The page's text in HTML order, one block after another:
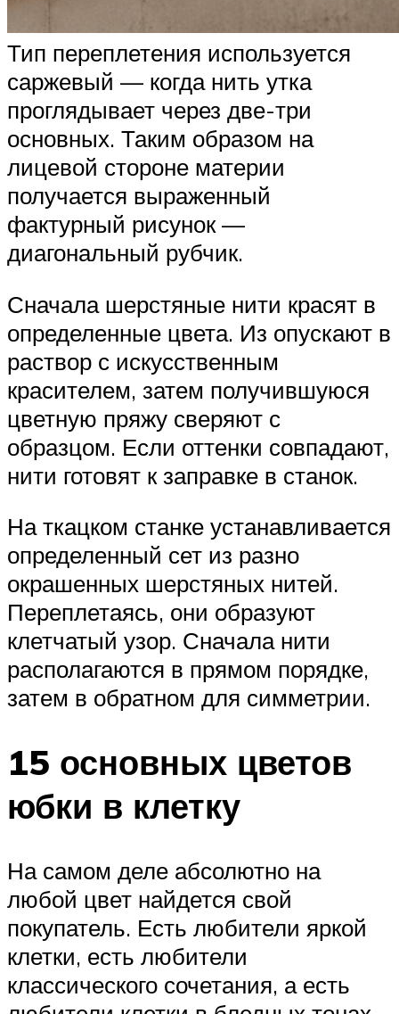
Тип переплетения используется
саржевый — когда нить утка
проглядывает через две-три
основных. Таким образом на
лицевой стороне материи
получается выраженный
фактурный рисунок —
диагональный рубчик.
Сначала шерстяные нити красят в
определенные цвета. Из опускают в
раствор с искусственным
красителем, затем получившуюся
цветную пряжу сверяют с
образцом. Если оттенки совпадают,
нити готовят к заправке в станок.
На ткацком станке устанавливается
определенный сет из разно
окрашенных шерстяных нитей.
Переплетаясь, они образуют
клетчатый узор. Сначала нити
располагаются в прямом порядке,
затем в обратном для симметрии.
15 основных цветов
юбки в клетку
На самом деле абсолютно на
любой цвет найдется свой
покупатель. Есть любители яркой
клетки, есть любители
классического сочетания, а есть